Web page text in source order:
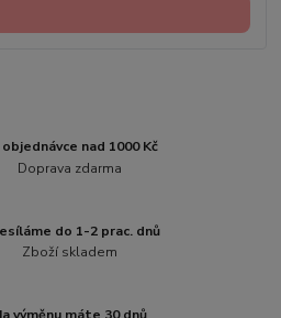
objednávce nad 1000 Kč
Doprava zdarma
do 1-2 prac. dnů
Zboží skladem
výměnu máte 30 dnů